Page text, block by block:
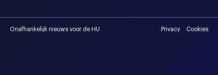
Onafhankelijk nieuws voor de HU Privacy Cookies